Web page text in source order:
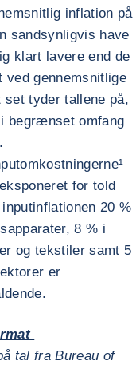
inflation på
sandsynligvis have
klart lavere end de
ved gennemsnitlige
set tyder tallene på,
begrænset omfang
for told
20 %
8 % i
og tekstiler samt 5
er
tal fra Bureau of